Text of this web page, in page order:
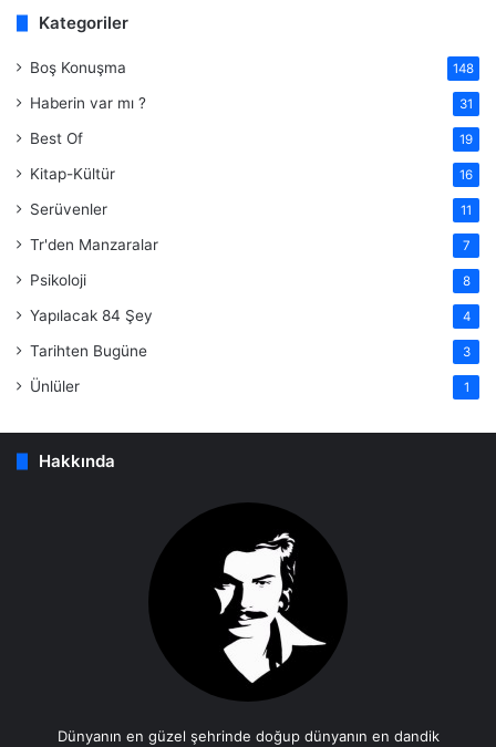
Kategoriler
Boş Konuşma 148
Haberin var mı ? 31
Best Of 19
Kitap-Kültür 16
Serüvenler 11
Tr'den Manzaralar 7
Psikoloji 8
Yapılacak 84 Şey 4
Tarihten Bugüne 3
Ünlüler 1
Hakkında
Dünyanın en güzel şehrinde doğup dünyanın en dandik